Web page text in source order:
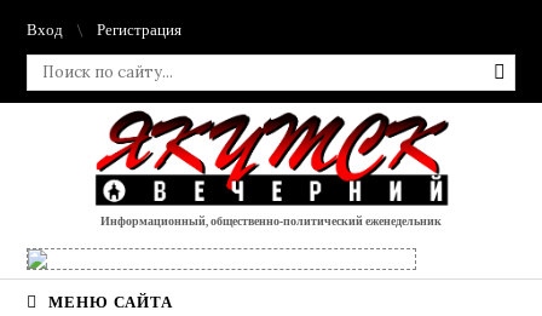
Вход Регистрация
Информационный, общественно-политический еженедельник
МЕНЮ САЙТА